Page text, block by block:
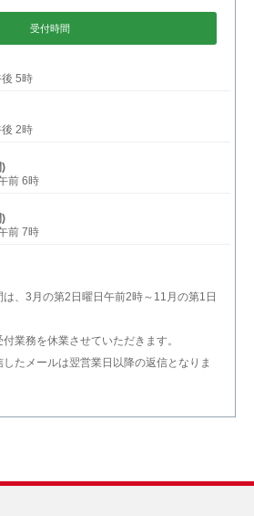
受付時間
後 5時
後 2時
)
前 6時
)
前 7時
、3月の第2日曜日午前2時～11月の第1日
業務を休業させていただきます。
たメールは翌営業日以降の返信となりま